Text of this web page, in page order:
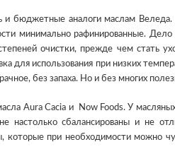
и бюджетные аналоги маслам Веледа.
минимально рафинированные.
очистки, прежде чем стать
для использования при низких
без запаха. Но и без многих
Aura Cacia и Now Foods. У
настолько сбалансированы и не
которые при необходимости можно